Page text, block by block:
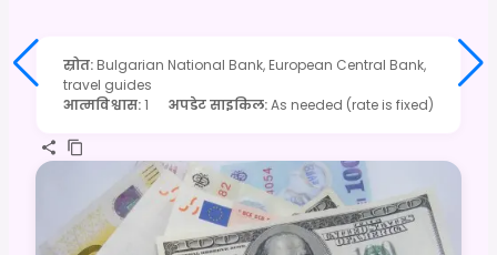
स्रोत: Bulgarian National Bank, European Central Bank,
travel guides
आत्मविश्वास:1 अपडेट साइकिल:As needed (rate is fixed)